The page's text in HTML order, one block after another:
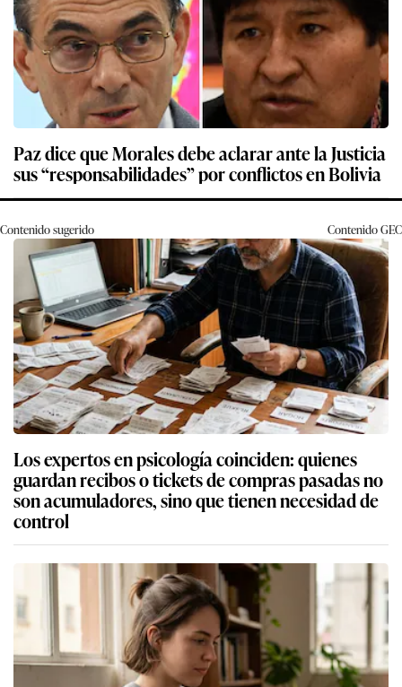
Paz dice que Morales debe aclarar ante la Justicia
sus “responsabilidades” por conflictos en Bolivia
Contenido sugerido ContenidoGEC
Los expertos en psicología coinciden: quienes
guardan recibos o tickets de compras pasadas no
son acumuladores, sino que tienen necesidad de
control